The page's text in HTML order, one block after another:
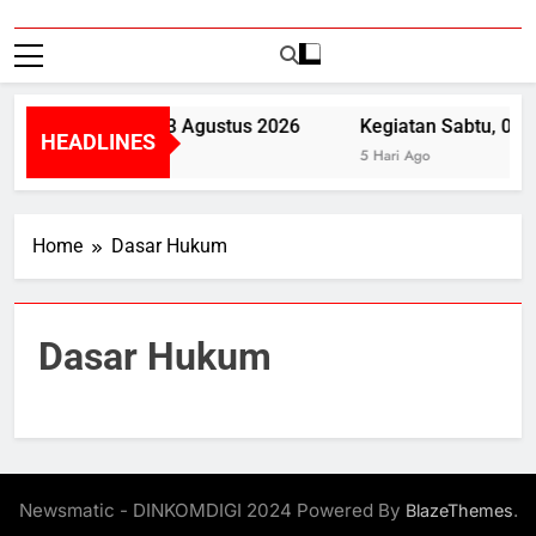
HEADLINES
Kegiatan Senin, 3 Agustus 2026
4 Hari Ago
Kegiatan Sabtu, 01
5 Hari Ago
Home Dasar Hukum
Dasar Hukum
Newsmatic - DINKOMDIGI 2024 Powered By BlazeThemes.